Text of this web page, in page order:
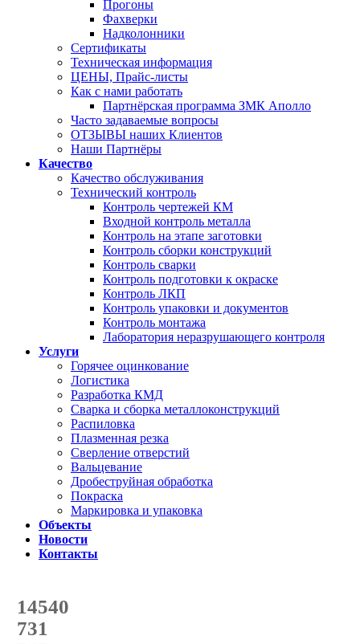
Прогоны
Фахверки
Надколонники
Сертификаты
Техническая информация
ЦЕНЫ, Прайс-листы
Как с нами работать
Партнёрская программа ЗМК Аполло
Часто задаваемые вопросы
ОТЗЫВЫ наших Клиентов
Наши Партнёры
Качество
Качество обслуживания
Технический контроль
Контроль чертежей КМ
Входной контроль металла
Контроль на этапе заготовки
Контроль сборки конструкций
Контроль сварки
Контроль подготовки к окраске
Контроль ЛКП
Контроль упаковки и документов
Контроль монтажа
Лаборатория неразрушающего контроля
Услуги
Горячее оцинкование
Логистика
Разработка КМД
Сварка и сборка металлоконструкций
Распиловка
Плазменная резка
Сверление отверстий
Вальцевание
Дробеструйная обработка
Покраска
Маркировка и упаковка
Объекты
Новости
Контакты
14540
с начала года
731
с начала месяца